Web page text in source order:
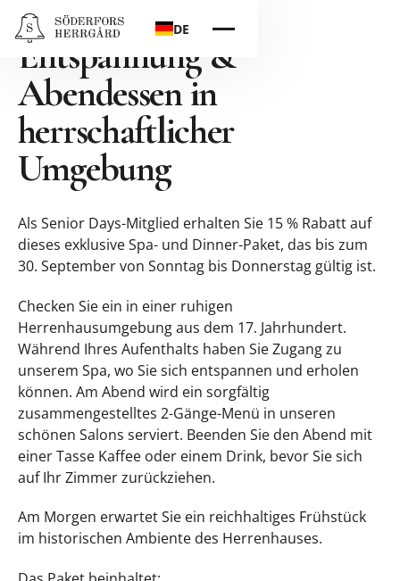
DE
Seniorentage –
Entspannung &
Abendessen in
herrschaftlicher
Umgebung
Als Senior Days-Mitglied erhalten Sie 15 % Rabatt auf
dieses exklusive Spa- und Dinner-Paket, das bis zum
30. September von Sonntag bis Donnerstag gültig ist.
Checken Sie ein in einer ruhigen
Herrenhausumgebung aus dem 17. Jahrhundert.
Während Ihres Aufenthalts haben Sie Zugang zu
unserem Spa, wo Sie sich entspannen und erholen
können. Am Abend wird ein sorgfältig
zusammengestelltes 2-Gänge-Menü in unseren
schönen Salons serviert. Beenden Sie den Abend mit
einer Tasse Kaffee oder einem Drink, bevor Sie sich
auf Ihr Zimmer zurückziehen.
Am Morgen erwartet Sie ein reichhaltiges Frühstück
im historischen Ambiente des Herrenhauses.